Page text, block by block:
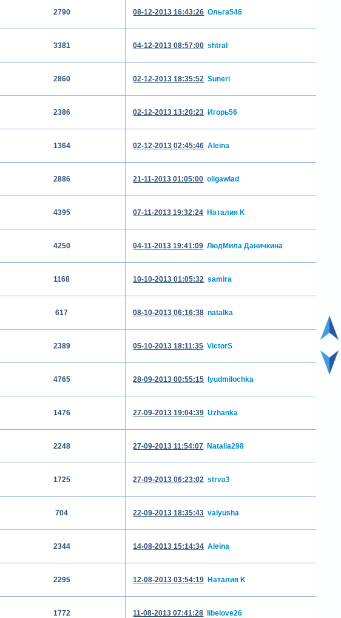
2790 08-12-2013 16:43:26 Ольга546
3381 04-12-2013 08:57:00 shtral
2860 02-12-2013 18:35:52 Suneri
2386 02-12-2013 13:20:23 Игорь56
1364 02-12-2013 02:45:46 Aleina
2886 21-11-2013 01:05:00 oligawlad
4395 07-11-2013 19:32:24 Наталия K
4250 04-11-2013 19:41:09 ЛюдМила Даничкина
1168 10-10-2013 01:05:32 samira
617 08-10-2013 06:16:38 natalka
2389 05-10-2013 18:11:35 VictorS
4765 28-09-2013 00:55:15 lyudmilochka
1476 27-09-2013 19:04:39 Uzhanka
2248 27-09-2013 11:54:07 Natalia298
1725 27-09-2013 06:23:02 strva3
704 22-09-2013 18:35:43 valyusha
2344 14-08-2013 15:14:34 Aleina
2295 12-08-2013 03:54:19 Наталия K
1772 11-08-2013 07:41:28 libelove26